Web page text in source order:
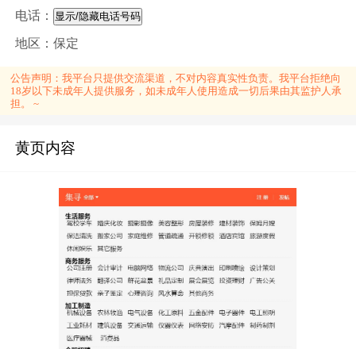
电话： 显示/隐藏电话号码
地区：保定
公告声明： 我平台只提供交流渠道，不对内容真实性负责。我平台拒绝向
18岁以下未成年人提供服务，如未成年人使用造成一切后果由其监护人承
担。 ~
黄页内容